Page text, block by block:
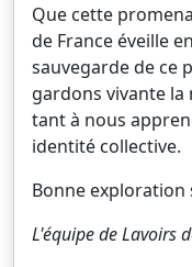
Que cette
de France éveille
sauvegarde de ce
gardons vivante
tant à nous
identité collective.
Bonne exploration
L'équipe deLavoirs